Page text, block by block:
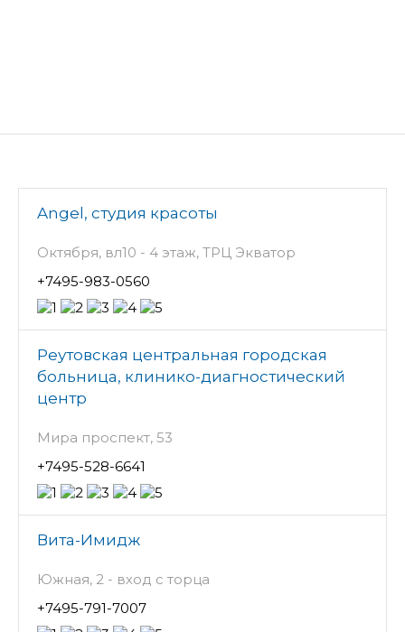
Angel, студия красоты
Октября, вл10 - 4 этаж, ТРЦ Экватор
+7495-983-0560
Реутовская центральная городская
больница, клинико-диагностический
центр
Мира проспект, 53
+7495-528-6641
Вита-Имидж
Южная, 2 - вход с торца
+7495-791-7007